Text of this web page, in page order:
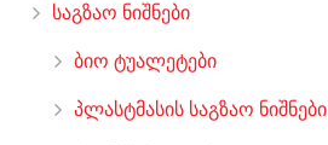
საგზაო ნიშნები
ბიო ტუალეტები
პლასტმასის საგზაო ნიშნები